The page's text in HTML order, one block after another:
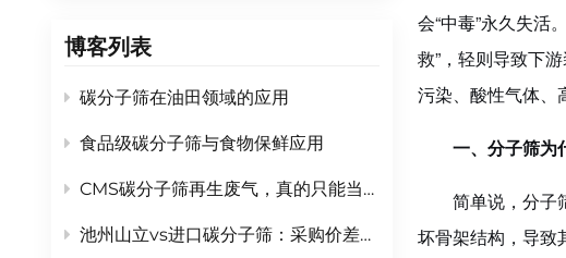
博客列表
碳分子筛在油田领域的应用
食品级碳分子筛与食物保鲜应用
CMS碳分子筛再生废气，真的只能当“废”气排掉吗？
池州山立vs进口碳分子筛：采购价差30%，5年综合运营成本谁更低？
会“中毒”永久失活
救”，轻则导致下
污染、酸性气体、
一、分子筛为
简单说，分子
坏骨架结构，导致